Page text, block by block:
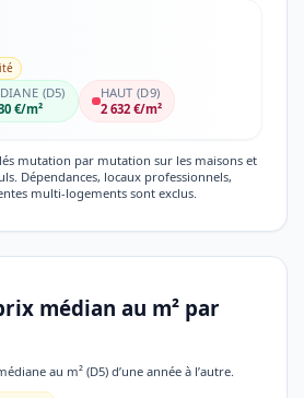
(D5)
€/m²
HAUT (D9)
2 632 €/m²
mutation par mutation sur les maisons et
Dépendances, locaux professionnels,
multi-logements sont exclus.
médian au m² par
au m² (D5) d’une année à l’autre.